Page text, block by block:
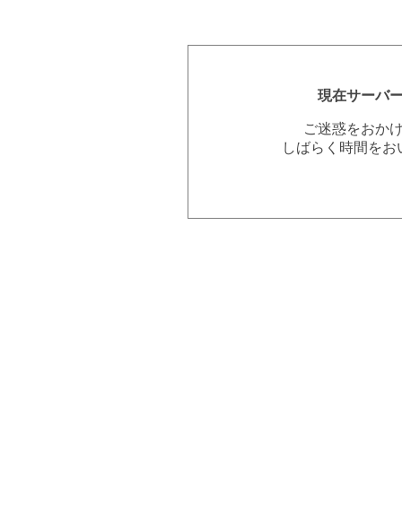
現在サーバ
ご迷惑をおか
しばらく時間を